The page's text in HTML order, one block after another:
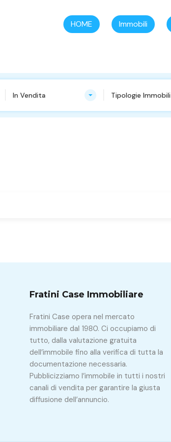
HOME Immobili
In Vendita Tipologie Immobili
Fratini Case Immobiliare
Fratini Case opera nel mercato
immobiliare dal 1980. Ci occupiamo di
tutto, dalla valutazione gratuita
dell’immobile fino alla verifica di tutta la
documentazione necessaria.
Pubblicizziamo l’immobile in tutti i nostri
canali di vendita per garantire la giusta
diffusione dell’annuncio.